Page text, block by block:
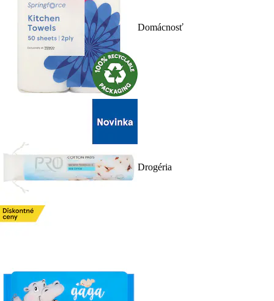
Domácnosť
Drogéria